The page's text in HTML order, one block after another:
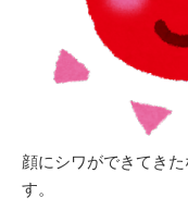
顔にシワができてき
す。